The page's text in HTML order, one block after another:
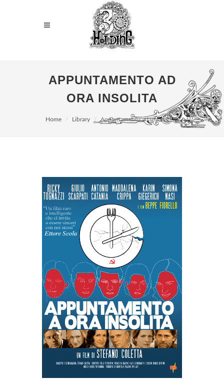
APPUNTAMENTO AD
ORA INSOLITA
Home Library Appuntamento ad ora insolita